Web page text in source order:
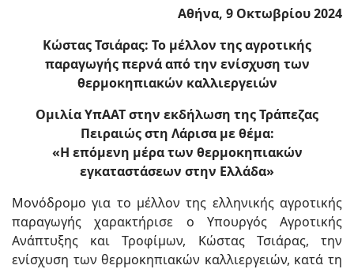
Αθήνα, 9 Οκτωβρίου 2024
Κώστας Τσιάρας: Το μέλλον της αγροτικής
παραγωγής περνά από την ενίσχυση των
θερμοκηπιακών καλλιεργειών
Ομιλία ΥπΑΑΤ στην εκδήλωση της Τράπεζας
Πειραιώς στη Λάρισα με θέμα:
«Η επόμενη μέρα των θερμοκηπιακών
εγκαταστάσεων στην Ελλάδα»
Μονόδρομο για το μέλλον της ελληνικής αγροτικής
παραγωγής χαρακτήρισε ο Υπουργός Αγροτικής
Ανάπτυξης και Τροφίμων, Κώστας Τσιάρας, την
ενίσχυση των θερμοκηπιακών καλλιεργειών, κατά τη